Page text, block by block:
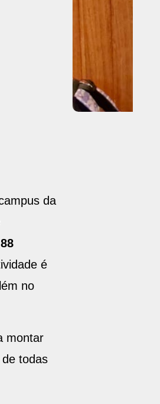
da
é
no
montar
todas